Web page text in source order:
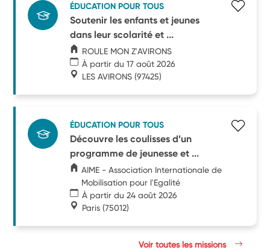
ÉDUCATION POUR TOUS
Soutenir les enfants et jeunes
dans leur scolarité et ...
ROULE MON Z'AVIRONS
À partir du 17 août 2026
LES AVIRONS (97425)
ÉDUCATION POUR TOUS
Découvre les coulisses d’un
programme de jeunesse et ...
AIME - Association Internationale de
Mobilisation pour l'Egalité
À partir du 24 août 2026
Paris (75012)
Voir toutes les missions